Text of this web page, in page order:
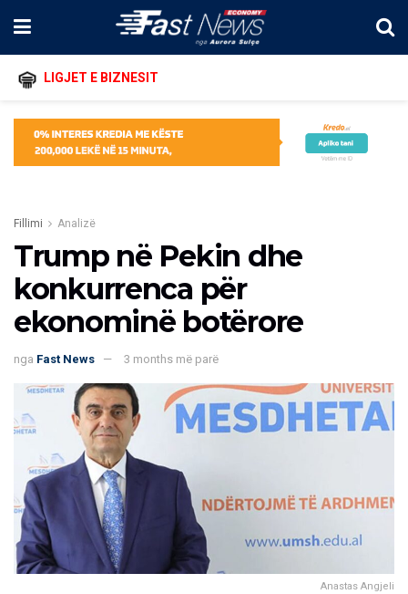
LIGJET E BIZNESIT
Fillimi Analizë
Trump në Pekin dhe
konkurrenca për
ekonominë botërore
nga Fast News 3 months më parë
Anastas Angjeli